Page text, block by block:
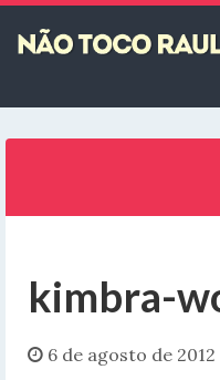
Equipe
kimbra-
6 de agosto de 2012